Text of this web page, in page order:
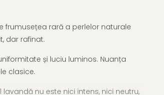
frumusețea rară a perlelor naturale
dar rafinat.
și luciu luminos. Nuanța
clasice.
nu este nici intens, nici neutru,